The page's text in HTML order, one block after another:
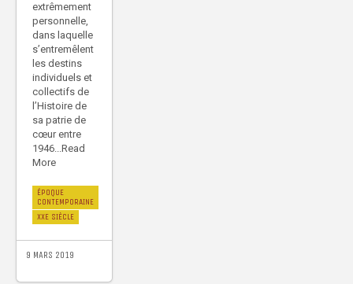
extrêmement
personnelle,
dans laquelle
s’entremêlent
les destins
individuels et
collectifs de
l’Histoire de
sa patrie de
cœur entre
1946...Read
More
ÉPOQUE
CONTEMPORAINE
XXE SIÈCLE
9 MARS 2019